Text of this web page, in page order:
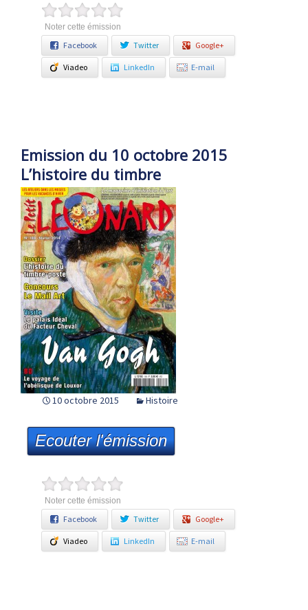
Noter cette émission
Facebook Twitter Google+
Viadeo LinkedIn E-mail
Emission du 10 octobre 2015
L’histoire du timbre
10 octobre 2015 Histoire
Ecouter l'émission
Noter cette émission
Facebook Twitter Google+
Viadeo LinkedIn E-mail